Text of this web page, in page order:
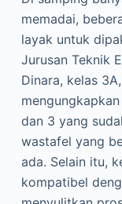
memadai,
layak untuk
Jurusan Teknik
Dinara, kelas
dan 3 yang
wastafel yang
ada. Selain itu,
kompatibel